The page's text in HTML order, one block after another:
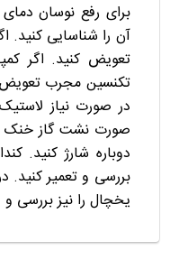
برای رفع نوسان
آن را شناسایی کنید.
تعویض کنید. اگر
تکنسین مجرب
در صورت نیاز
صورت نشت گاز خنک
دوباره شارژ کنید.
بررسی و تعمیر کنید.
یخچال را نیز بررسی و